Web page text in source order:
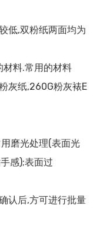
低,双粉纸两面均为
材料.常用的材料
灰纸,260G粉灰裱E
磨光处理(表面光
感);表面过
认后,方可进行批量